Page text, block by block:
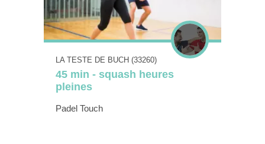
LA TESTE DE BUCH (33260)
45 min - squash heures
pleines
Padel Touch